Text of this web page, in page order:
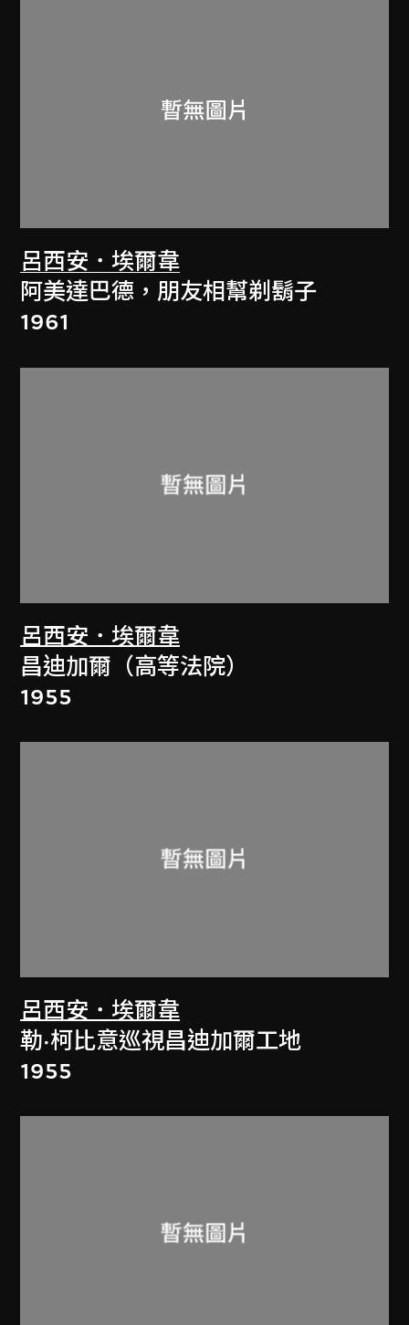
呂西安．埃爾韋
阿美達巴德，朋友相幫剃鬍子
1961
呂西安．埃爾韋
昌迪加爾（高等法院）
1955
呂西安．埃爾韋
勒·柯比意巡視昌迪加爾工地
1955